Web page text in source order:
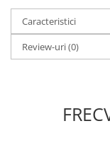
Caracteristici
Review-uri(0)